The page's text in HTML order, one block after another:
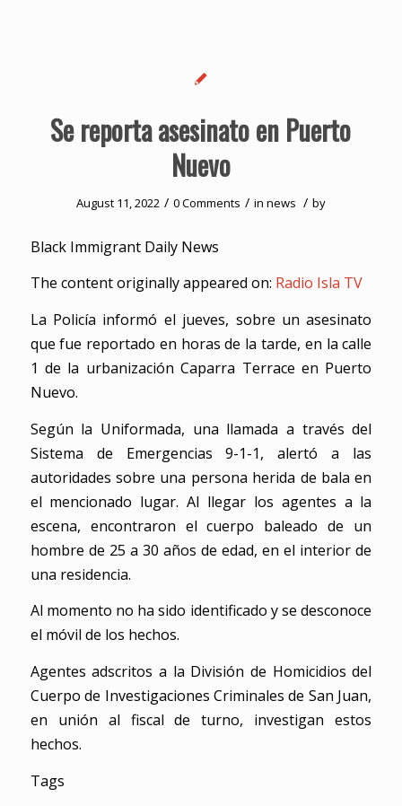
Se reporta asesinato en Puerto
Nuevo
August 11, 2022 / 0 Comments / in news / by
Black Immigrant Daily News
The content originally appeared on: Radio Isla TV
La Policía informó el jueves, sobre un asesinato
que fue reportado en horas de la tarde, en la calle
1 de la urbanización Caparra Terrace en Puerto
Nuevo.
Según la Uniformada, una llamada a través del
Sistema de Emergencias 9-1-1, alertó a las
autoridades sobre una persona herida de bala en
el mencionado lugar. Al llegar los agentes a la
escena, encontraron el cuerpo baleado de un
hombre de 25 a 30 años de edad, en el interior de
una residencia.
Al momento no ha sido identificado y se desconoce
el móvil de los hechos.
Agentes adscritos a la División de Homicidios del
Cuerpo de Investigaciones Criminales de San Juan,
en unión al fiscal de turno, investigan estos
hechos.
Tags